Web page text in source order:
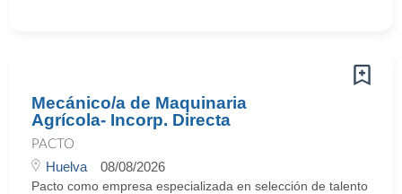
Mecánico/a de Maquinaria
Agrícola- Incorp. Directa
PACTO
Huelva 08/08/2026
Pacto como empresa especializada en selección de talento